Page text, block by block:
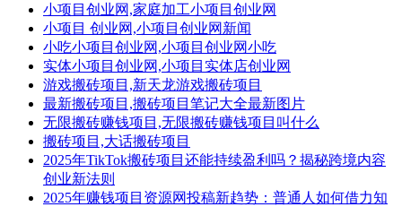
小项目创业网,家庭加工小项目创业网
小项目 创业网,小项目创业网新闻
小吃小项目创业网,小项目创业网小吃
实体小项目创业网,小项目实体店创业网
游戏搬砖项目,新天龙游戏搬砖项目
最新搬砖项目,搬砖项目笔记大全最新图片
无限搬砖赚钱项目,无限搬砖赚钱项目叫什么
搬砖项目,大话搬砖项目
2025年TikTok搬砖项目还能持续盈利吗？揭秘跨境内容
创业新法则
2025年赚钱项目资源网投稿新趋势：普通人如何借力知